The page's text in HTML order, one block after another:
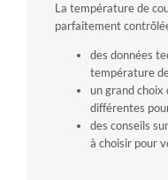
La température de
parfaitement
des données
température
un grand
différentes
des conseils
à choisir pour